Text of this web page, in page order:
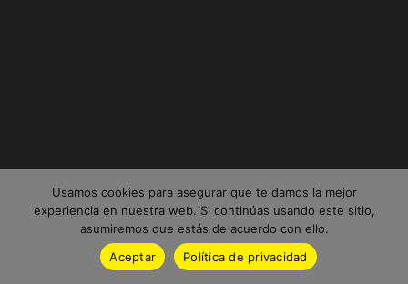
Usamos cookies para asegurar que te damos la mejor
experiencia en nuestra web. Si continúas usando este sitio,
asumiremos que estás de acuerdo con ello.
Aceptar
Política de privacidad